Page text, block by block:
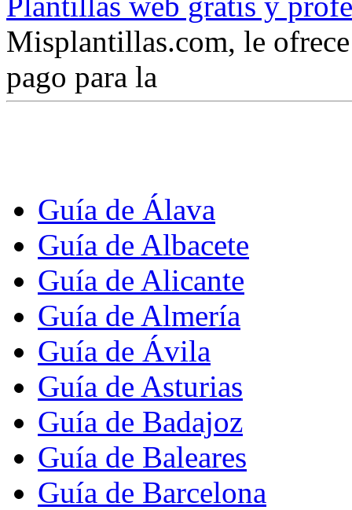
Misplantillas.com, le
pago para la
Guía de Álava
Guía de Albacete
Guía de Alicante
Guía de Almería
Guía de Ávila
Guía de Asturias
Guía de Badajoz
Guía de Baleares
Guía de Barcelona